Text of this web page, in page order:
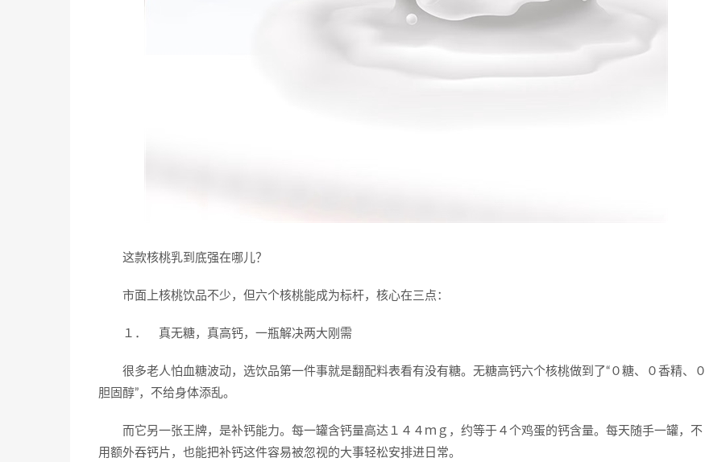
这款核桃乳到底强在哪儿？
市面上核桃饮品不少，但六个核桃能成为标杆，核心在三点：
１． 真无糖，真高钙，一瓶解决两大刚需
很多老人怕血糖波动，选饮品第一件事就是翻配料表看有没有糖。无糖高钙六个核桃做到了“０糖、０香精、０
胆固醇”，不给身体添乱。
而它另一张王牌，是补钙能力。每一罐含钙量高达１４４ｍｇ，约等于４个鸡蛋的钙含量。每天随手一罐，不
用额外吞钙片，也能把补钙这件容易被忽视的大事轻松安排进日常。